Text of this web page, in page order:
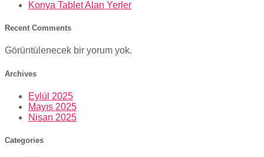
Konya Tablet Alan Yerler
Recent Comments
Görüntülenecek bir yorum yok.
Archives
Eylül 2025
Mayıs 2025
Nisan 2025
Categories